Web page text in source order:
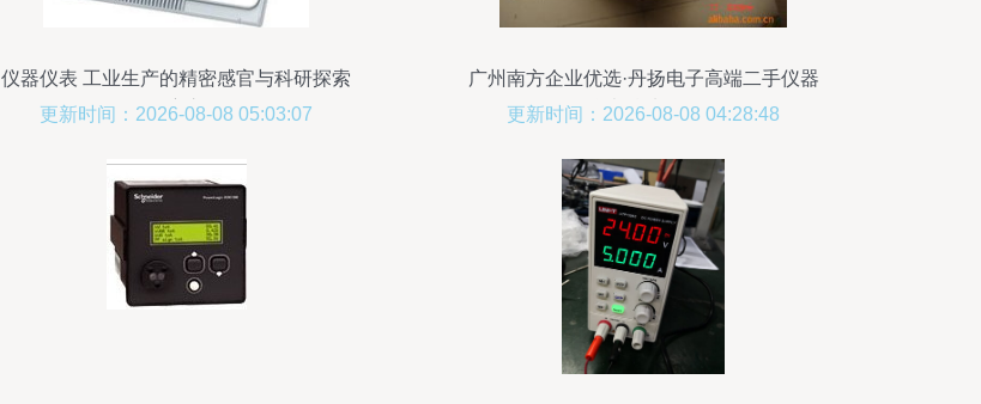
仪器仪表 工业生产的精密感官与科研探索
的洞察之眼
更新时间：2026-08-08 05:03:07
广州南方企业优选·丹扬电子高端二手仪器
仪表精选目录
更新时间：2026-08-08 04:28:48